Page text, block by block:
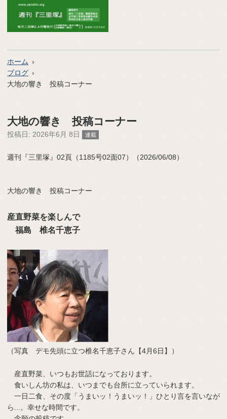
ホーム
ブログ
大地の響き 投稿コーナー
大地の響き 投稿コーナー
投稿日: 2026年6月 8日 連載
週刊『三里塚』02頁（1185号02面07）（2026/06/08）
大地の響き 投稿コーナー
産直野菜を楽しんで
福島 椎名千恵子
（写真 デモ先頭に立つ椎名千恵子さん【4月6日】）
産直野菜、いつもお世話になっております。
食いしん坊の私は、いつまでも台所に立っていられます。
一日二食、その度「うまいッ！うまいッ！」ひとり言を言いなが
ら...。幸せな時間です。